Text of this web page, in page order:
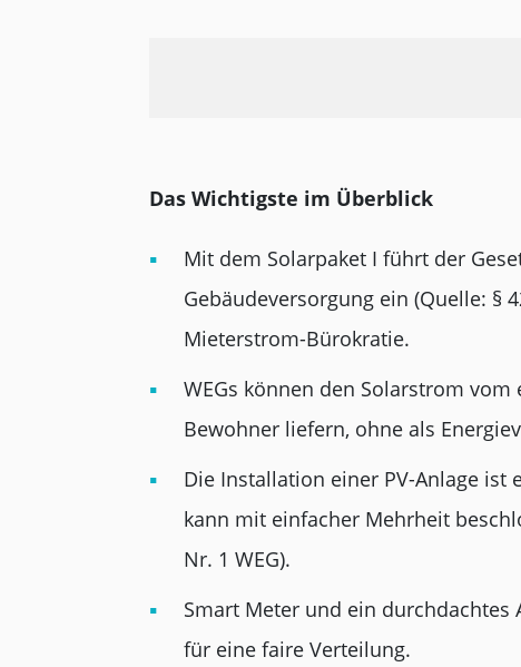
Das Wichtigste im Überblick
Mit dem Solarpaket I führt der
Gebäudeversorgung ein (Quelle: §
Mieterstrom-Bürokratie.
WEGs können den Solarstrom
Bewohner liefern, ohne als
Die Installation einer PV-Anlage
kann mit einfacher Mehrheit
Nr. 1 WEG).
Smart Meter und ein
für eine faire Verteilung.